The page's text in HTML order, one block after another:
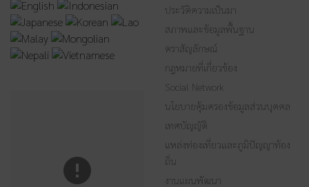
ประวัติความเป็นมา
สภาพและข้อมูลพื้นฐาน
ตราสัญลักษณ์
กฎหมายที่เกี่ยวข้อง
Social Network
นโยบายคุ้มครองข้อมูลส่วนบุคคล
เทศบัญญัติ
แหล่งท่องเที่ยวและภูมิปัญญาท้อง
ถิ่น
งานแผนพัฒนา